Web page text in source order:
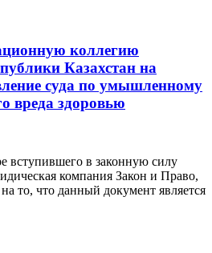
коллегию
Казахстан на
суда по умышленному
вреда здоровью
вступившего в законную силу
компания Закон и Право,
то, что данный документ является